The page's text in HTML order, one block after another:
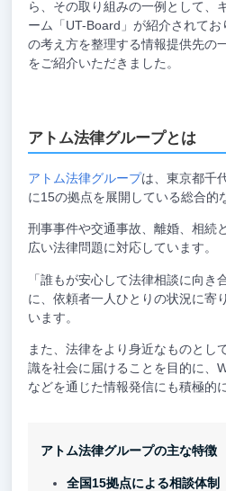
ら、その取り組みの一例として、
ーム「UT-Board」が紹介されて
の考え方を整理する情報提供先の
をご紹介いただきました。
アトム法律グループとは
アトム法律グループは、東京都千
に15の拠点を展開している総合的
刑事事件や交通事故、離婚、相続
広い法律問題に対応しています。
「誰もが安心して法律相談に向き
に、依頼者一人ひとりの状況に寄
います。
また、法律をより身近なものとし
識を社会に届けることを目的に、
などを通じた情報発信にも積極的
アトム法律グループの主な特徴
全国15拠点による相談体制